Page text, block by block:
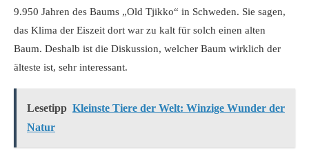
9.950 Jahren des Baums „Old Tjikko“ in Schweden. Sie sagen,
das Klima der Eiszeit dort war zu kalt für solch einen alten
Baum. Deshalb ist die Diskussion, welcher Baum wirklich der
älteste ist, sehr interessant.
Lesetipp Kleinste Tiere der Welt: Winzige Wunder der
Natur